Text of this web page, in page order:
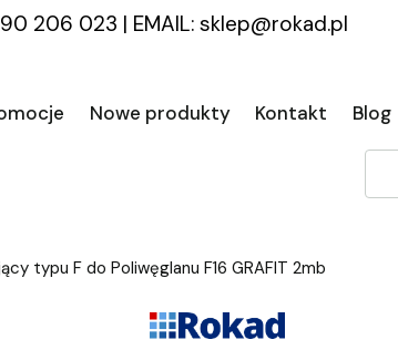
206 023 | EMAIL: sklep@rokad.pl
Nowe produkty Kontakt Blog
typu F do Poliwęglanu F16 GRAFIT 2mb